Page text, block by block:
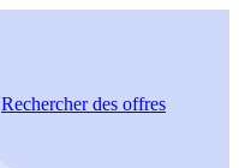
Rechercherdes offres